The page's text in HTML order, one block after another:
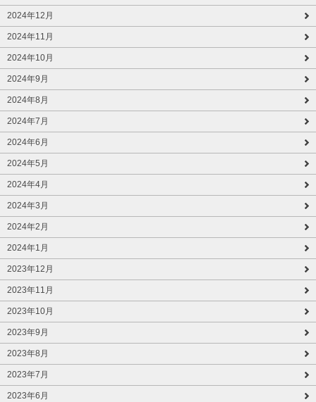
2024年12月
2024年11月
2024年10月
2024年9月
2024年8月
2024年7月
2024年6月
2024年5月
2024年4月
2024年3月
2024年2月
2024年1月
2023年12月
2023年11月
2023年10月
2023年9月
2023年8月
2023年7月
2023年6月